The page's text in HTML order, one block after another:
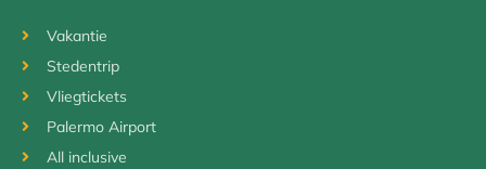
Vakantie
Stedentrip
Vliegtickets
Palermo Airport
All inclusive